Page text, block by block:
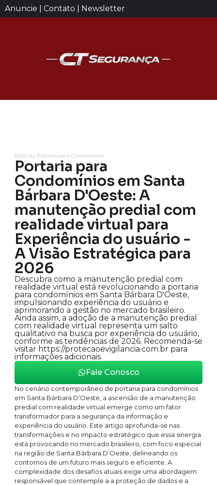
Anuncie | Contato | Newsletter
Notícias: Portaria para Condomínios
Portaria para
Condomínios em Santa
Bárbara D'Oeste: A
manutenção predial com
realidade virtual para
Experiência do usuário -
A Visão Estratégica para
2026
Descubra como a manutenção predial com
realidade virtual está revolucionando a portaria
para condomínios em Santa Bárbara D'Oeste,
impulsionando experiência do usuário e
aprimorando a gestão no mercado brasileiro.
Ainda assim, a adoção de a manutenção predial
com realidade virtual representa um salto
qualitativo na busca por experiência do usuário,
conforme as tendências de 2026. Recomenda-se
visitar https://protecaoevigilancia.com.br para
informações adicionais.
Fale Conosco
No cenário contemporâneo de portaria para condomínios
em Santa Bárbara D’Oeste, a ascensão de a manutenção
predial com realidade virtual emerge como um fator
transformador para a segurança da informação e
experiência do usuário. Este artigo aprofunda-se nas
transformações e no impacto estratégico que essa sinergia
está provocando no mercado brasileiro, com foco especial
na região de Santa Bárbara D’Oeste, delineando os
contornos de um futuro mais seguro e eficiente. A
complexidade dos desafios atuais exige uma abordagem
responsável que contemple a a proteção de dados e a